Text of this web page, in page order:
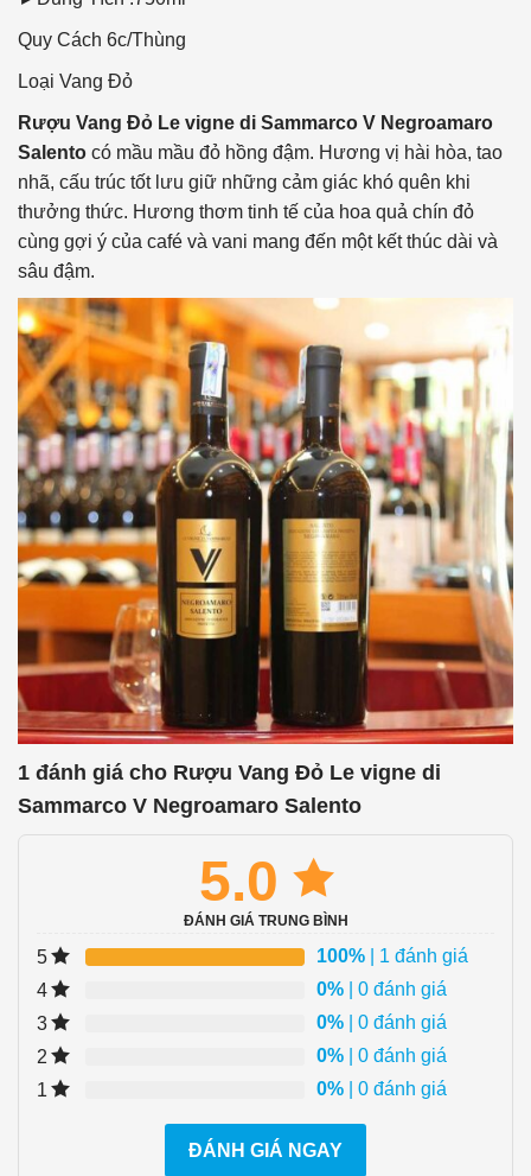
Quy Cách 6c/Thùng
Loại Vang Đỏ
Rượu Vang Đỏ Le vigne di Sammarco V Negroamaro
Salento có mầu mầu đỏ hồng đậm. Hương vị hài hòa, tao
nhã, cấu trúc tốt lưu giữ những cảm giác khó quên khi
thưởng thức. Hương thơm tinh tế của hoa quả chín đỏ
cùng gợi ý của café và vani mang đến một kết thúc dài và
sâu đậm.
1 đánh giá cho Rượu Vang Đỏ Le vigne di
Sammarco V Negroamaro Salento
5.0
ĐÁNH GIÁ TRUNG BÌNH
5 100% | 1 đánh giá
4
0% | 0 đánh giá
3
0% | 0 đánh giá
2
0% | 0 đánh giá
1
0% | 0 đánh giá
ĐÁNH GIÁ NGAY